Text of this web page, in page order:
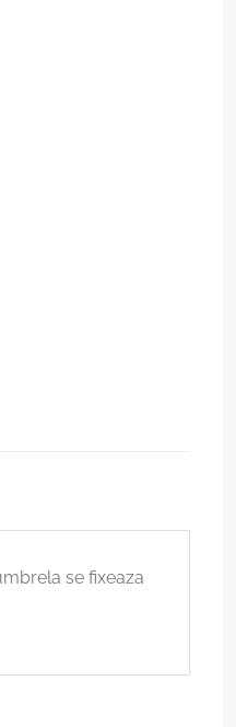
se fixeaza